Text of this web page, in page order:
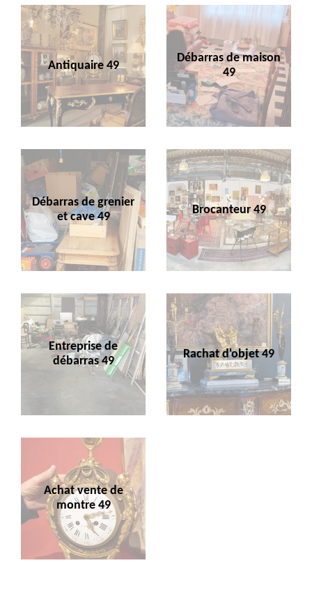
Antiquaire 49
Débarras de maison
49
Débarras de grenier
et cave 49
Brocanteur 49
Entreprise de
débarras 49
Rachat d'objet 49
Achat vente de
montre 49